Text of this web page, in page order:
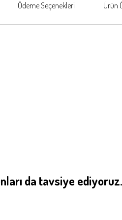
Ödeme Seçenekleri Ürün
da tavsiye ediyoruz.